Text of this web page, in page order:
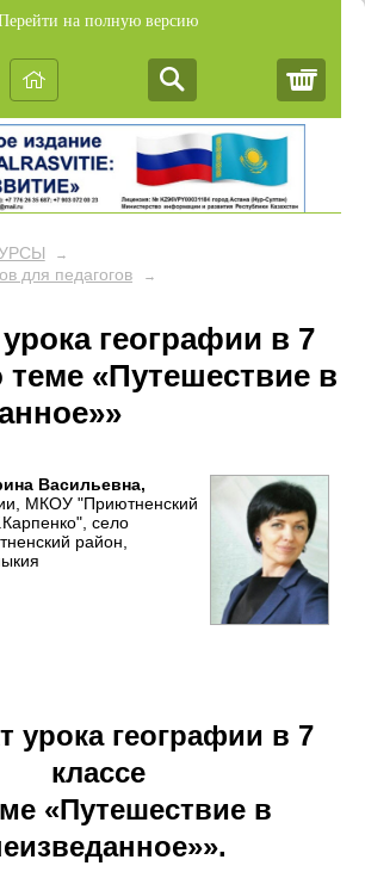
на полную версию
→
для педагогов →
географии в 7
теме «Путешествие в
Васильевна,
МКОУ "Приютненский
село
район,
урока географии в 7
классе
«Путешествие в